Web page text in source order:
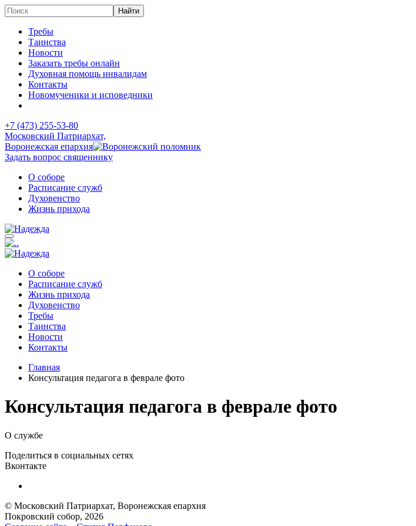
Требы
Таинства
Новости
Заказать требы онлайн
Духовная помощь инвалидам
Контакты
Новомученики и исповедники
+7 (473) 255-53-80
Московский Патриархат,
Воронежская епархия
Задать вопрос священнику
О соборе
Расписание служб
Духовенство
Жизнь прихода
О соборе
Расписание служб
Жизнь прихода
Духовенство
Требы
Таинства
Новости
Контакты
Главная
Консультация педагога в феврале фото
Консультация педагога в феврале фото
О службе
Поделиться в социальных сетях
Вконтакте
© Московский Патриархат, Воронежcкая епархия
Покровский собор, 2026